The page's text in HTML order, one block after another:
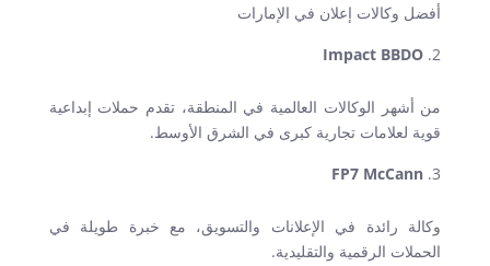
أفضل وكالات إعلان في الإمارات
Impact BBDO
من أشهر الوكالات العالمية في المنطقة، تقدم حملات إبداعية
قوية لعلامات تجارية كبرى في الشرق الأوسط.
FP7 McCann
وكالة رائدة في الإعلانات والتسويق، مع خبرة طويلة في
الحملات الرقمية والتقليدية.